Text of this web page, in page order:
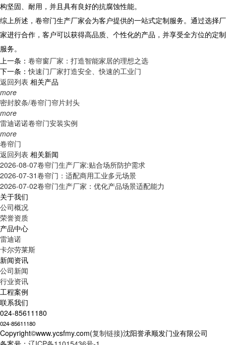
构坚固、耐用，并且具有良好的抗腐蚀性能。
综上所述，卷帘门生产厂家会为客户提供的一站式定制服务。通过选择厂
家进行合作，客户可以获得高品质、个性化的产品，并享受全方位的定制
服务。
上一条： 卷帘窗厂家：打造智能家居的理想之选
下一条：快速门厂家打造安全、快速的工业门
返回列表 相关产品
more
密封胶条/卷帘门帘片封头
more
雷迪诺诺卷帘门安装实例
more
卷帘门
返回列表 相关新闻
2026-08-07卷帘门生产厂家:贴合场所防护需求
2026-07-31卷帘门：适配商用工业多元场景
2026-07-02卷帘门生产厂家：优化产品场景适配能力
关于我们
公司概况
荣誉资质
产品中心
雷迪诺
卡尔劳莱斯
新闻资讯
公司新闻
行业资讯
工程案例
联系我们
024-85611180
024-85611180
Copyright©www.ycsfmy.com(复制链接)沈阳誉承顺发门业有限公司